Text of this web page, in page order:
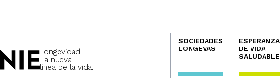
Longevidad.
La nueva
línea de la vida.
Navegación
principal
SOCIEDADES
LONGEVAS
ESPERANZA
DE VIDA
SALUDABLE